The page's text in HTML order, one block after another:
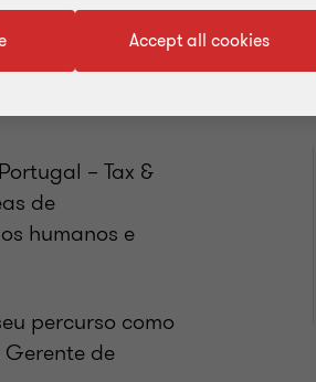
– Tax &
de
humanos e
percurso como
de
Accept all cookies